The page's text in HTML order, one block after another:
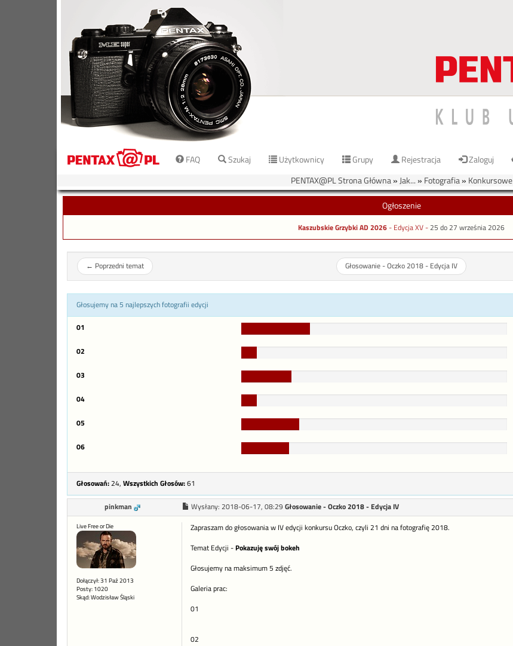
FAQ Szukaj Użytkownicy Grupy Rejestracja Zaloguj
PENTAX@PL Strona Główna» Jak... » Fotografia» Konkursowe
Ogłoszenie
Kaszubskie Grzybki AD 2026- Edycja XV -25 do 27 września 2026
← Poprzedni temat Głosowanie - Oczko 2018 - Edycja IV
Głosujemy na 5 najlepszych fotografii edycji
01
02
03
04
05
06
Głosowań:24, Wszystkich Głosów:61
pinkman Wysłany: 2018-06-17, 08:29 Głosowanie - Oczko 2018 - Edycja IV
Live Free or Die
Dołączył: 31 Paź 2013
Posty: 1020
Skąd: Wodzisław Śląski
Zapraszam do głosowania w IV edycji konkursu Oczko, czyli 21 dni na fotografię 2018.
Temat Edycji -Pokazuję swój bokeh
Głosujemy na maksimum 5 zdjęć.
Galeria prac:
01
02